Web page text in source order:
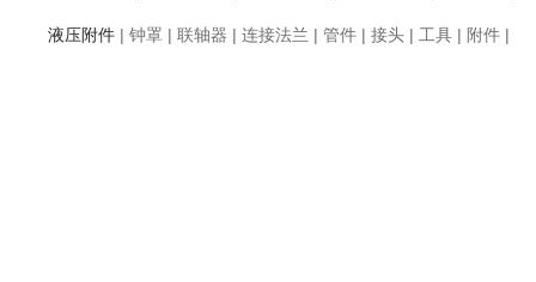
液压附件 | 钟罩 | 联轴器 | 连接法兰 | 管件 | 接头 | 工具 | 附件 |